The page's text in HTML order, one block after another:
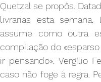
Quetzal se propôs.
livrarias esta
assume como outra
compilação do
ir pensando». Vergílio
caso não foge à regra.